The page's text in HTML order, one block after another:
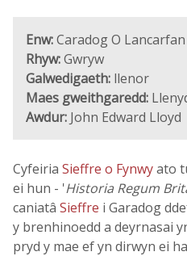
Enw:Caradog O Lancarfan
Rhyw:Gwryw
Galwedigaeth: llenor
Maes gweithgaredd:
Awdur: John Edward Lloyd
Cyfeiria Sieffre o Fynwyato
ei hun - 'Historia Regum
caniatâ Sieffre i Garadog
y brenhinoedd a deyrnasai
pryd y mae ef yn dirwyn ei